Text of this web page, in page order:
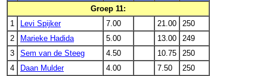
Groep 11:
1
Levi Spijker 7.00 21.00
250
2
Marieke Hadida 5.00 13.00
249
3
Sem van de Steeg 4.50 10.75
250
4
Daan Mulder 4.00 7.50
250